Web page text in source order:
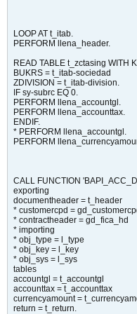
LOOP AT t_itab.
PERFORM llena_header.
READ TABLE t_zctasing WITH
BUKRS = t_itab-sociedad
ZDIVISION = t_itab-division.
IF sy-subrc EQ 0.
PERFORM llena_accountgl.
PERFORM llena_accounttax.
ENDIF.
* PERFORM llena_accountgl.
PERFORM
CALL FUNCTION
exporting
documentheader = t_header
* customercpd =
* contractheader = gd_fica_hd
* importing
* obj_type = l_type
* obj_key = l_key
* obj_sys = l_sys
tables
accountgl = t_accountgl
accounttax = t_accounttax
currencyamount =
return = t_return.